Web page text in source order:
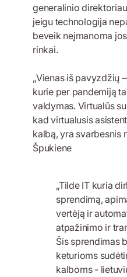
generalinio
jeigu technologija
beveik neįmanoma
rinkai.
„Vienas iš pavyzdžių
kurie per pandemiją
valdymas. Virtualūs
kad virtualusis
kalbą, yra svarbesnis
Špukiene
„Tilde IT kuria
sprendimą,
vertėją ir
atpažinimo ir
Šis sprendimas
keturioms
kalboms -